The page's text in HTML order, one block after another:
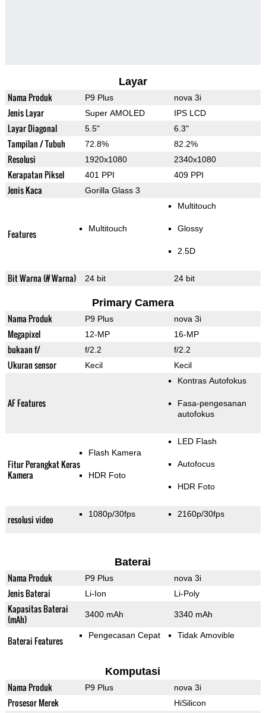
Layar
Nama Produk P9 Plus nova 3i
Jenis Layar Super AMOLED IPS LCD
Layar Diagonal 5.5" 6.3"
Tampilan / Tubuh 72.8% 82.2%
Resolusi 1920x1080 2340x1080
Kerapatan Piksel 401 PPI 409 PPI
Jenis Kaca Gorilla Glass 3
Features Multitouch
Multitouch
Glossy
2.5D
Bit Warna (# Warna) 24 bit 24 bit
Primary Camera
Nama Produk P9 Plus nova 3i
Megapixel 12-MP 16-MP
bukaan f/ f/2.2 f/2.2
Ukuran sensor Kecil Kecil
AF Features
Kontras Autofokus
Fasa-pengesanan
autofokus
Fitur Perangkat Keras
Kamera
Flash Kamera
HDR Foto
LED Flash
Autofocus
HDR Foto
resolusi video 1080p/30fps 2160p/30fps
Baterai
Nama Produk P9 Plus nova 3i
Jenis Baterai Li-Ion Li-Poly
Kapasitas Baterai
(mAh)
3400 mAh 3340 mAh
Baterai Features Pengecasan Cepat Tidak Amovible
Komputasi
Nama Produk P9 Plus nova 3i
Prosesor Merek HiSilicon